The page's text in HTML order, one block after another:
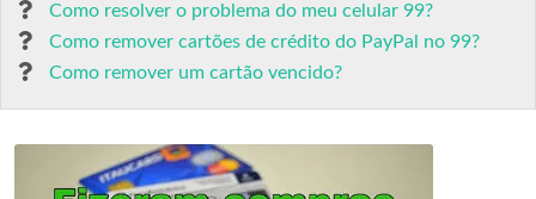
Como resolver o problema do meu celular 99?
Como remover cartões de crédito do PayPal no 99?
Como remover um cartão vencido?